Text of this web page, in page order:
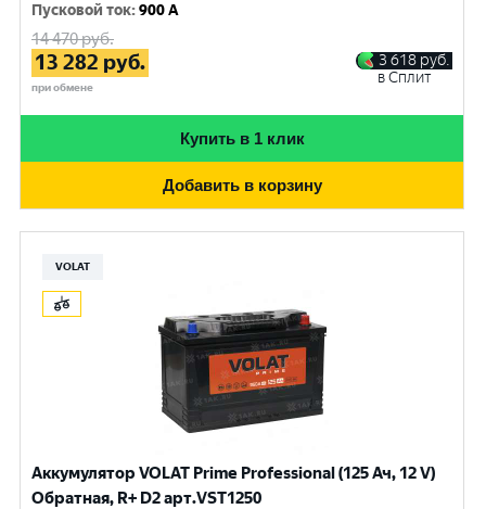
Пусковой ток:900 A
14 470руб.
13 282 руб.
при обмене
3 618 руб.
в Сплит
Купить в 1 клик
Добавить в корзину
VOLAT
Аккумулятор VOLAT Prime Professional (125 Ач, 12 V)
Обратная, R+ D2 арт.VST1250